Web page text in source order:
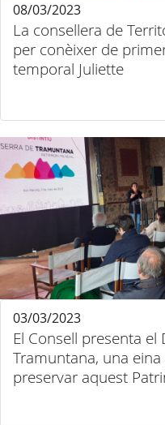
La consellera de
per conèixer de
temporal Juliette
08/03/2023
El Consell presenta
Tramuntana, una
preservar aquest
03/03/2023